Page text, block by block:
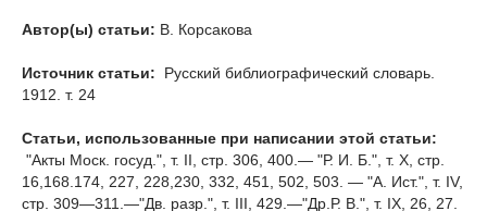
Автор(ы) статьи: В. Корсакова
Источник статьи:
Русский библиографический словарь.
1912. т. 24
Статьи, использованные при написании этой статьи:
"Акты Моск. госуд.", т. II, стр. 306, 400.— "Р. И. Б.", т. X, стр.
16,168.174, 227, 228,230, 332, 451, 502, 503. — "А. Ист.", т. IV,
стр. 309—311.—"Дв. разр.", т. III, 429.—"Др.Р. В.", т. IX, 26, 27.